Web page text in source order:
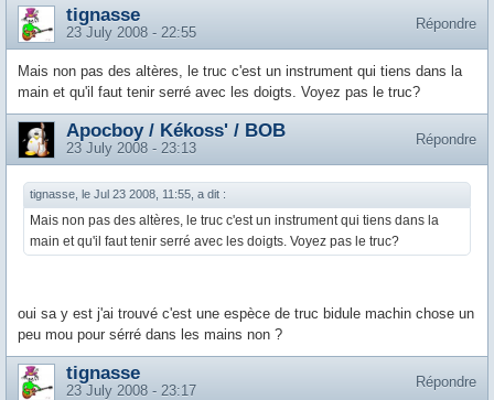
Répondre
tignasse
23 July 2008 - 22:55
Mais non pas des altères, le truc c'est un instrument qui tiens dans la
main et qu'il faut tenir serré avec les doigts. Voyez pas le truc?
Répondre
Apocboy / Kékoss' / BOB
23 July 2008 - 23:13
tignasse, le Jul 23 2008, 11:55, a dit :
Mais non pas des altères, le truc c'est un instrument qui tiens dans la
main et qu'il faut tenir serré avec les doigts. Voyez pas le truc?
oui sa y est j'ai trouvé c'est une espèce de truc bidule machin chose un
peu mou pour sérré dans les mains non ?
Répondre
tignasse
23 July 2008 - 23:17